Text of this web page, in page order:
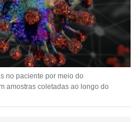
no paciente por meio do
amostras coletadas ao longo do